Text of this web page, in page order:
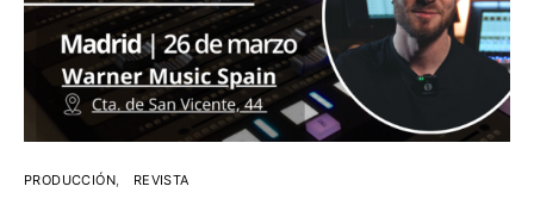
PRODUCCIÓN REVISTA